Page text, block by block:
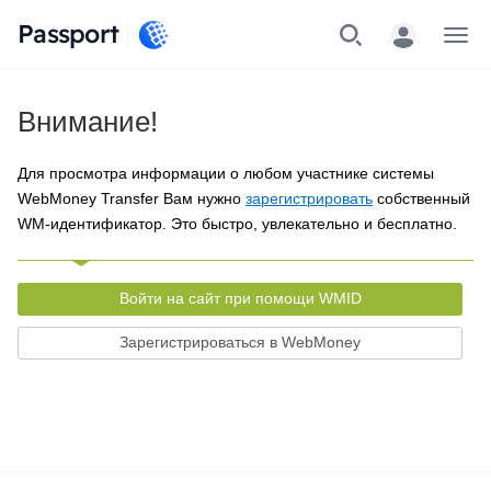
Passport
Внимание!
Для просмотра информации о любом участнике системы
WebMoney Transfer Вам нужно зарегистрировать собственный
WM-идентификатор. Это быстро, увлекательно и бесплатно.
Войти на сайт при помощи WMID
Зарегистрироваться в WebMoney